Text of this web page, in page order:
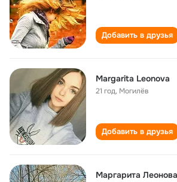
Добавить в друзья
Margarita Leonova
21 год, Могилёв
Добавить в друзья
Маргарита Леонова